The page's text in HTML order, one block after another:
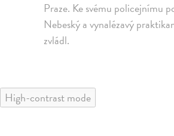
Praze. Ke svému policejnímu
Nebeský a vynalézavý
zvládl.
High-contrast mode